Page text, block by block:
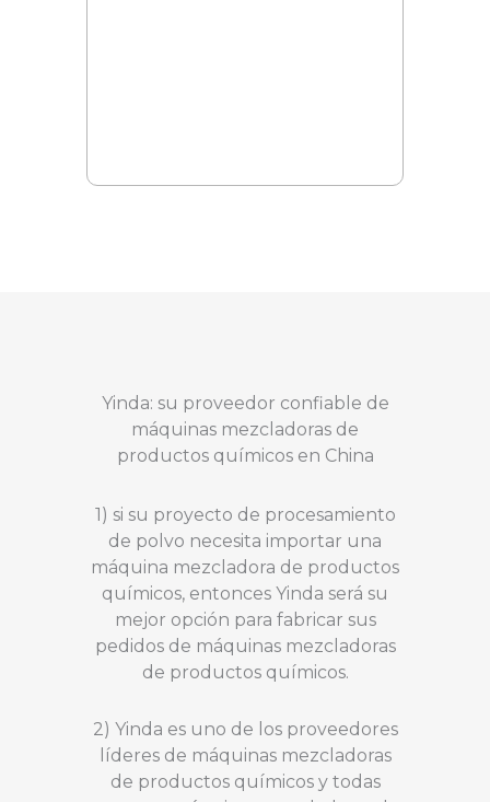
Yinda: su proveedor confiable de
máquinas mezcladoras de
productos químicos en China
1) si su proyecto de procesamiento
de polvo necesita importar una
máquina mezcladora de productos
químicos, entonces Yinda será su
mejor opción para fabricar sus
pedidos de máquinas mezcladoras
de productos químicos.
2) Yinda es uno de los proveedores
líderes de máquinas mezcladoras
de productos químicos y todas